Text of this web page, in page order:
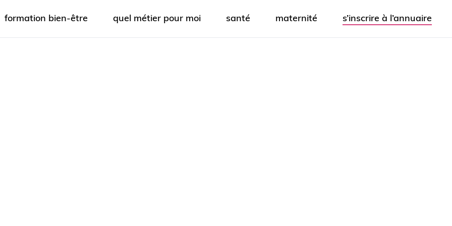
formation bien-être quel métier pour moi santé maternité s’inscrire à l’annuaire